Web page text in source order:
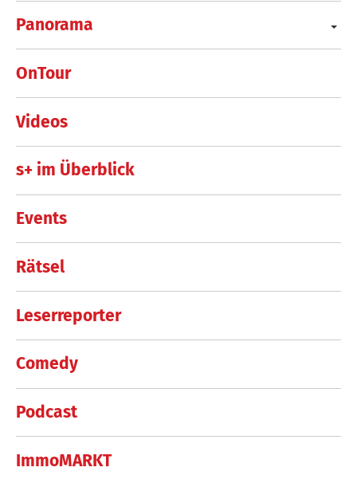
Panorama
OnTour
Videos
s+ im Überblick
Events
Rätsel
Leserreporter
Comedy
Podcast
ImmoMARKT